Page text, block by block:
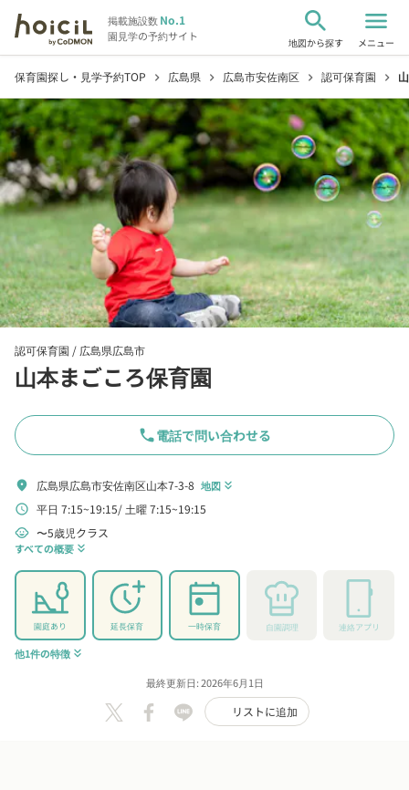
掲載施設数No.1
園見学の予約サイト
search
地図から探す
menu
メニュー
保育園探し・見学予約TOP chevron_right 広島県 chevron_right 広島市安佐南区 chevron_right 認可保育園 chevron_right
認可保育園 / 広島県広島市
山本まごころ保育園
phone電話で問い合わせる
location_on 広島県広島市安佐南区山本7-3-8 地図 keyboard_double_arrow_down
schedule 平日 7:15~19:15 土曜 7:15~19:15
child_care 〜5歳児クラス
すべての概要 keyboard_double_arrow_down
園庭あり 延長保育 一時保育 自園調理 連絡アプリ
他1件の特徴 keyboard_double_arrow_down
最終更新日: 2026年6月1日
リストに追加